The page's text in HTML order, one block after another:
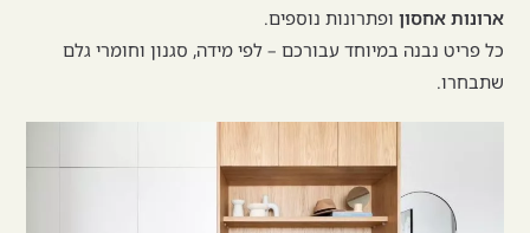
ארונות אחסון ופתרונות נוספים.
כל פריט נבנה במיוחד עבורכם – לפי מידה, סגנון וחומרי גלם
שתבחרו.